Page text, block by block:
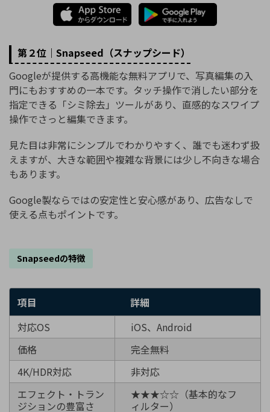
第２位｜Snapseed（スナップシード）
Googleが提供する高機能な無料アプリで、写真編集の入
門にもおすすめの一本です。タッチ操作で消したい部分を
指定できる「シミ除去」ツールがあり、直感的なスワイプ
操作でさっと編集できます。
見た目は非常にシンプルでわかりやすく、誰でも迷わず扱
えますが、大きな範囲や複雑な背景には少し不向きな場合
もあります。
Google製ならではの安定性と安心感があり、広告なしで
使える点もポイントです。
Snapseedの特徴
項目
詳細
対応OS
iOS、Android
価格
完全無料
4K/HDR対応
非対応
エフェクト・トラン
ジションの豊富さ
★★★☆☆（基本的なフ
ィルター）